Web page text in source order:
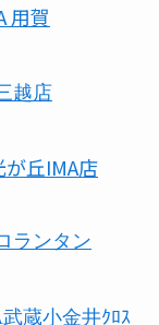
用賀
越店
が丘IMA店
ランタン
武蔵小金井ｸﾛｽ